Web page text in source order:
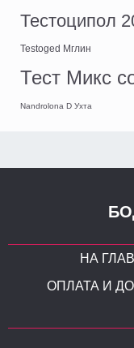
Тестоципол
Testoged Мглин
Тест Микс
Nandrolona D Ухта
НА
ОПЛАТА И